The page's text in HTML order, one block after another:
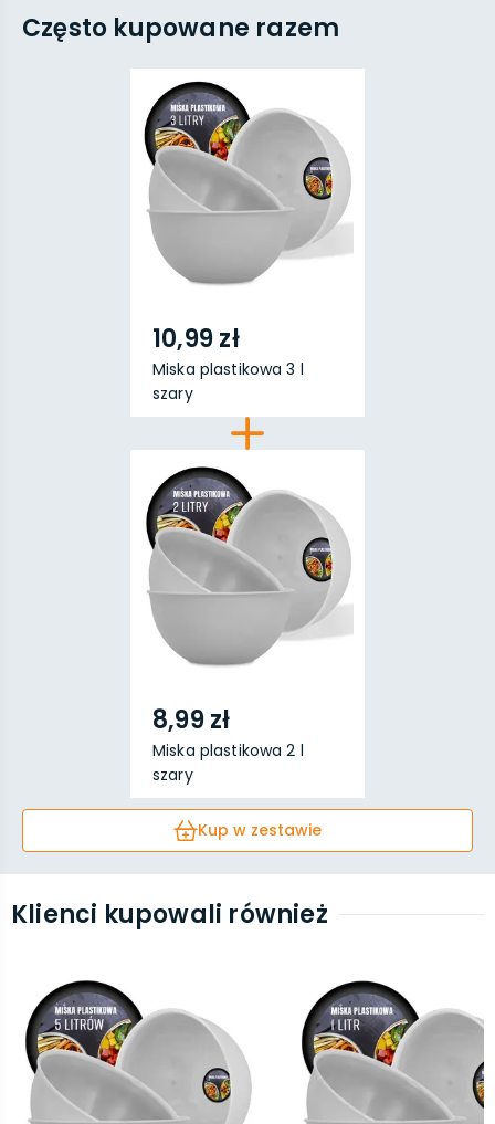
Często kupowane razem
10,99 zł
Miska plastikowa 3 l
szary
8,99 zł
Miska plastikowa 2 l
szary
Kup w zestawie
Klienci kupowali również